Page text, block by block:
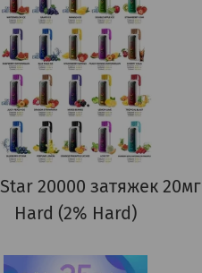
20000 затяжек 20мг
Hard (2% Hard)